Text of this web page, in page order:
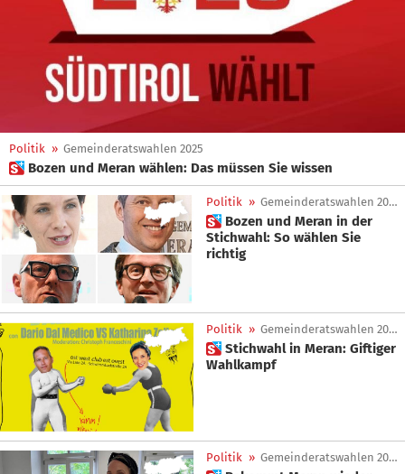
Politik » Gemeinderatswahlen 2025
 Bozen und Meran wählen: Das müssen Sie wissen
Politik » Gemeinderatswahlen 2025
 Bozen und Meran in der
Stichwahl: So wählen Sie
richtig
Politik » Gemeinderatswahlen 2025
 Stichwahl in Meran: Giftiger
Wahlkampf
Politik » Gemeinderatswahlen 2025